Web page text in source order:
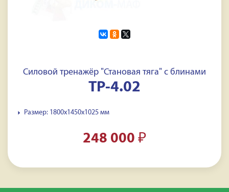
Силовой тренажёр "Становая тяга" с блинами
ТР-4.02
Размер: 1800х1450х1025 мм
248 000 ₽